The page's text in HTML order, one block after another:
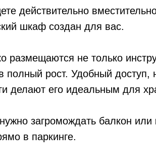
действительно
шкаф создан для вас.
размещаются не только
полный рост. Удобный доступ,
делают его идеальным для
загромождать балкон или
в паркинге.